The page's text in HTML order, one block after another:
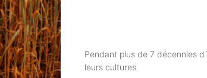
Pendant plus de 7 décennies
leurs cultures.